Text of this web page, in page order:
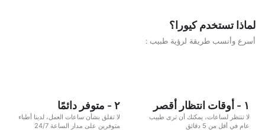
لماذا تستخدم كيورا؟
أسرع وأنسب طريقة لرؤية طبيب :
١ - أوقات انتظار أقصر
لا تنتظر لساعات، يمكنك أن ترى طبيب
عام في أقل من 5 دقائق
٢ - متوفر دائمًا
لا تقلق بشأن ساعات العمل، لدينا أطباء
متوفرين على مدار الساعة 24/7